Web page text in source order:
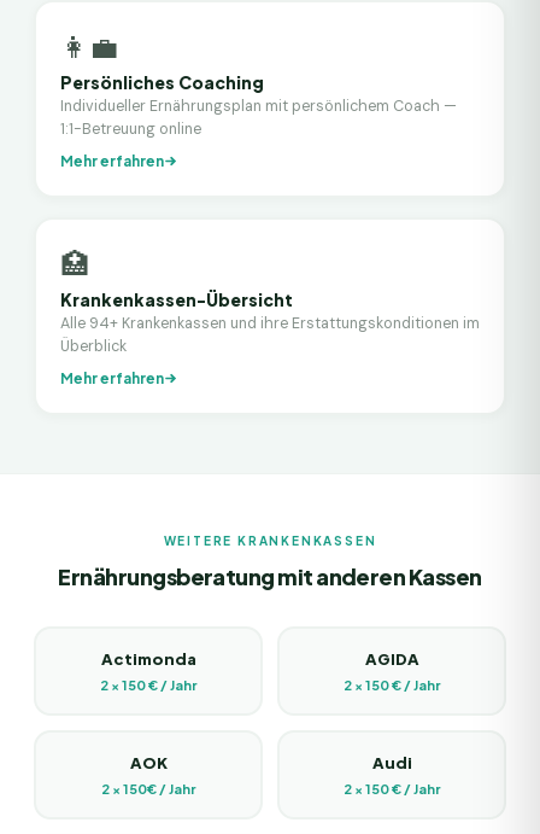
👩‍💼
Persönliches Coaching
Individueller Ernährungsplan mit persönlichem Coach —
1:1-Betreuung online
Mehr erfahren
🏥
Krankenkassen-Übersicht
Alle 94+ Krankenkassen und ihre Erstattungskonditionen im
Überblick
Mehr erfahren
WEITERE KRANKENKASSEN
Ernährungsberatung mit anderen Kassen
Actimonda
2 × 150 € / Jahr
AGIDA
2 × 150 € / Jahr
AOK
2 × 150€ / Jahr
Audi
2 × 150 € / Jahr